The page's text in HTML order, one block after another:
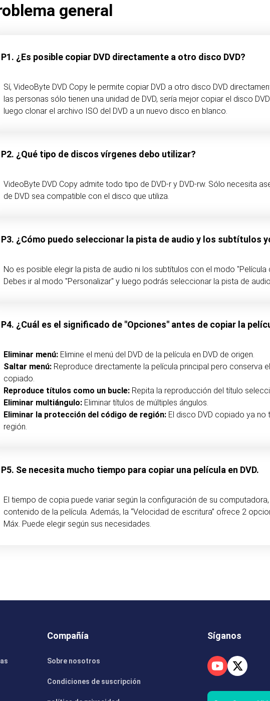
general
P1. ¿Es posible copiar DVD directamente a otro disco DVD?
Sí, VideoByte DVD Copy le permite copiar DVD a otro disco DVD
las personas sólo tienen una unidad de DVD, sería mejor copiar el disco
luego clonar el archivo ISO del DVD a un nuevo disco en blanco.
P2. ¿Qué tipo de discos vírgenes debo utilizar?
VideoByte DVD Copy admite todo tipo de DVD-r y DVD-rw. Sólo necesita
de DVD sea compatible con el disco que utiliza.
P3. ¿Cómo puedo seleccionar la pista de audio y los subtítulos
No es posible elegir la pista de audio ni los subtítulos con el modo "Película
Debes ir al modo "Personalizar" y luego podrás seleccionar la pista de
P4. ¿Cuál es el significado de "Opciones" antes de copiar la
Eliminar menú: Elimine el menú del DVD de la película en DVD de origen.
Saltar menú: Reproduce directamente la película principal pero conserva
copiado.
Reproduce títulos como un bucle: Repita la reproducción del título
Eliminar multiángulo: Eliminar títulos de múltiples ángulos.
Eliminar la protección del código de región: El disco DVD copiado ya
región.
P5. Se necesita mucho tiempo para copiar una película en DVD.
El tiempo de copia puede variar según la configuración de su
contenido de la película. Además, la “Velocidad de escritura” ofrece 2
Máx. Puede elegir según sus necesidades.
Compañía
Sobre nosotros
Condiciones de suscripción
Síganos